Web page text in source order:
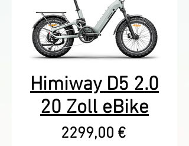
Himiway D5 2.0
20 Zoll eBike
2299,00 €Precio